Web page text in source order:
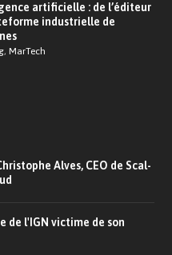
artificielle : de l’éditeur
industrielle de
,MarTech
Alves, CEO de Scal-
de l'IGN victime de son